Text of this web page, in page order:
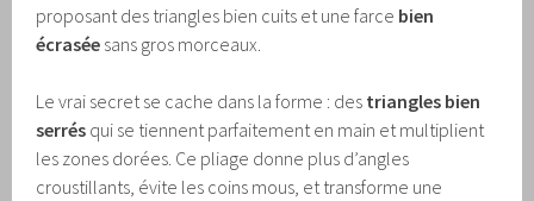
proposant des triangles bien cuits et une farce bien
écrasée sans gros morceaux.
Le vrai secret se cache dans la forme : des triangles bien
serrés qui se tiennent parfaitement en main et multiplient
les zones dorées. Ce pliage donne plus d’angles
croustillants, évite les coins mous, et transforme une